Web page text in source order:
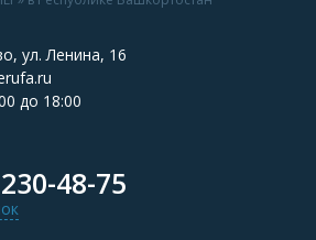
ул. Ленина, 16
до 18:00
230-48-75